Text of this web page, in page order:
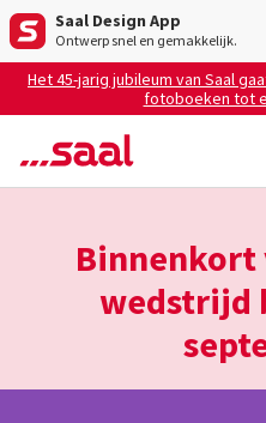
Saal Design App
Ontwerp snel en gemakkelijk.
Het 45-jarig jubileum van Saal
fotoboeken tot
Binnenkort
wedstrijd